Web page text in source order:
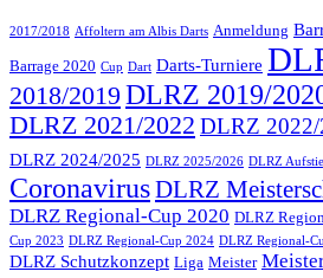
2017/2018 Affoltern am Albis Darts Anmeldung
Barrage 2020 Cup Dart Darts-Turniere
2018/2019 DLRZ 2019/
DLRZ 2021/2022 DLRZ 2022/
DLRZ 2024/2025 DLRZ 2025/2026 DLRZ
CoronavirusDLRZ
DLRZ Regional-Cup 2020 DLRZ
Cup 2023 DLRZ Regional-Cup 2024 DLRZ Regional-
DLRZ Schutzkonzept Liga Meister